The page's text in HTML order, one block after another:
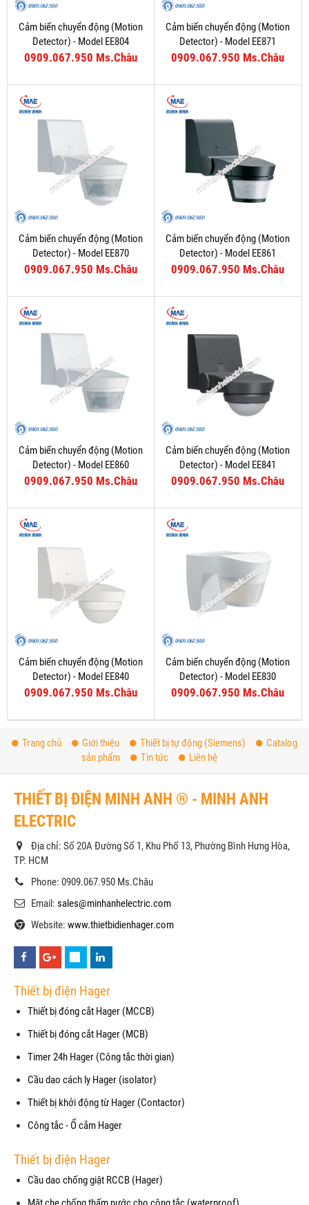
Cảm biến chuyển động (Motion
Detector) - Model EE804
0909.067.950 Ms.Châu
Cảm biến chuyển động (Motion
Detector) - Model EE871
0909.067.950 Ms.Châu
Cảm biến chuyển động (Motion
Detector) - Model EE870
0909.067.950 Ms.Châu
Cảm biến chuyển động (Motion
Detector) - Model EE861
0909.067.950 Ms.Châu
Cảm biến chuyển động (Motion
Detector) - Model EE860
0909.067.950 Ms.Châu
Cảm biến chuyển động (Motion
Detector) - Model EE841
0909.067.950 Ms.Châu
Cảm biến chuyển động (Motion
Detector) - Model EE840
0909.067.950 Ms.Châu
Cảm biến chuyển động (Motion
Detector) - Model EE830
0909.067.950 Ms.Châu
Trang chủ Giới thiệu Thiết bị tự động (Siemens)
Catalog
sản phẩm
Tin tức Liên hệ
THIẾT BỊ ĐIỆN MINH ANH ® - MINH ANH
ELECTRIC
Địa chỉ: Số 20A Đường Số 1, Khu Phố 13, Phường Bình Hưng Hòa,
TP. HCM
Phone: 0909.067.950 Ms.Châu
Email: sales@minhanhelectric.com
Website: www.thietbidienhager.com
Thiết bị điện Hager
Thiết bị đóng cắt Hager (MCCB)
Thiết bị đóng cắt Hager (MCB)
Timer 24h Hager (Công tắc thời gian)
Cầu dao cách ly Hager (isolator)
Thiết bị khởi động từ Hager (Contactor)
Công tắc - Ổ cắm Hager
Thiết bị điện Hager
Cầu dao chống giật RCCB (Hager)